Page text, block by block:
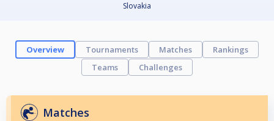
Slovakia
Overview Tournaments Matches
Rankings
Teams
Challenges
Matches